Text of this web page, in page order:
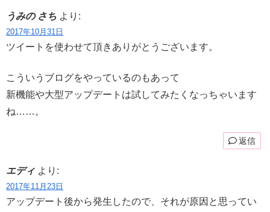
うみの さち より:
2017年10月31日
ツイートを使わせて頂きありがとうございます。
こういうブログをやっているのもあって
新機能や大型アップデートは試してみたくなっちゃいます
ね……。
返信
エディ より:
2017年11月23日
アップデート後から発生したので、それが原因と思ってい